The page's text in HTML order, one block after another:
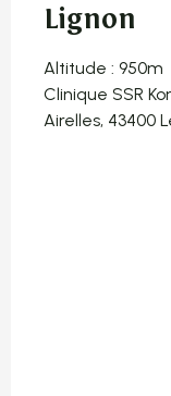
Lignon
Altitude : 950m
Clinique SSR
Airelles, 43400